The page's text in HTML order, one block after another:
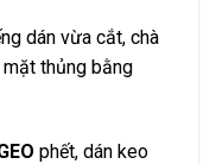
dán vừa cắt, chà
mặt thủng bằng
phết, dán keo